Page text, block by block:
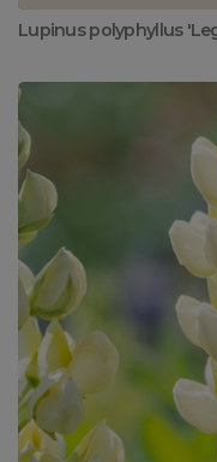
Lupinus polyphyllus